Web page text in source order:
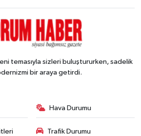
temasıyla sizleri buluştururken, sadelik
bir araya getirdi.
Hava Durumu
Trafik Durumu